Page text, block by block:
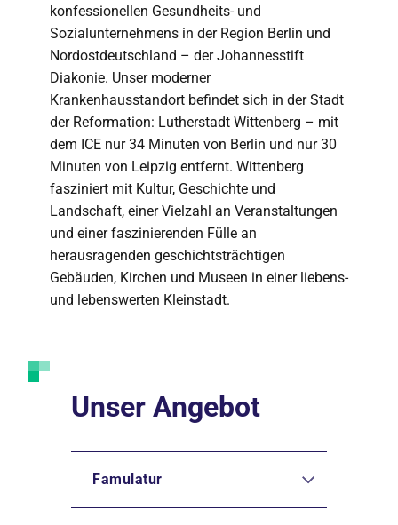
konfessionellen Gesundheits- und
Sozialunternehmens in der Region Berlin und
Nordostdeutschland – der Johannesstift
Diakonie. Unser moderner
Krankenhausstandort befindet sich in der Stadt
der Reformation: Lutherstadt Wittenberg – mit
dem ICE nur 34 Minuten von Berlin und nur 30
Minuten von Leipzig entfernt. Wittenberg
fasziniert mit Kultur, Geschichte und
Landschaft, einer Vielzahl an Veranstaltungen
und einer faszinierenden Fülle an
herausragenden geschichtsträchtigen
Gebäuden, Kirchen und Museen in einer liebens-
und lebenswerten Kleinstadt.
Unser Angebot
Famulatur